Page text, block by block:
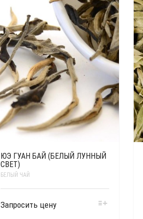
ЮЭ ГУАН БАЙ (БЕЛЫЙ ЛУННЫЙ
СВЕТ)
БЕЛЫЙ ЧАЙ
Запросить цену